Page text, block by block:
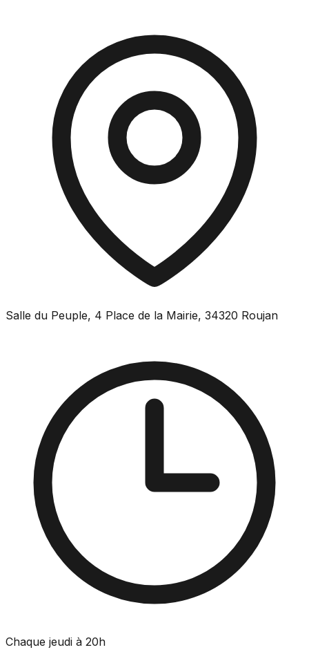
Salle du Peuple, 4 Place de la Mairie, 34320 Roujan
Chaque jeudi à 20h